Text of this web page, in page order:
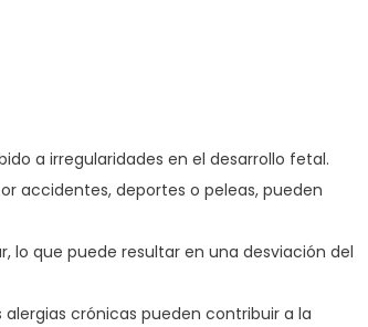
a irregularidades en el desarrollo fetal.
accidentes, deportes o peleas, pueden
lo que puede resultar en una desviación del
crónicas pueden contribuir a la